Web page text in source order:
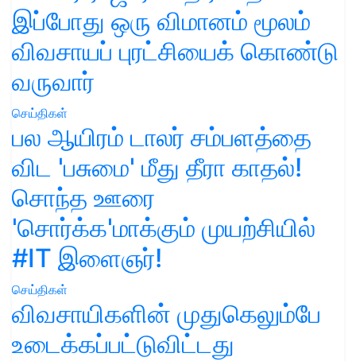
இப்போது ஒரு விமானம் மூலம்
விவசாயப் புரட்சியைக் கொண்டு
வருவார்
செய்திகள்
பல ஆயிரம் டாலர் சம்பளத்தை
விட 'பசுமை' மீது தீரா காதல்!
சொந்த ஊரை
'சொர்க்க'மாக்கும் முயற்சியில்
#IT இளைஞர்!
செய்திகள்
விவசாயிகளின் முதுகெலும்பே
உடைக்கப்பட்டுவிட்டது